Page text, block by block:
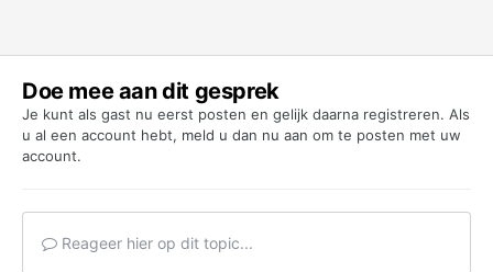
Doe mee aan dit gesprek
Je kunt als gast nu eerst posten en gelijk daarna registreren. Als
u al een account hebt, meld u dan nu aan om te posten met uw
account.
Reageer hier op dit topic...